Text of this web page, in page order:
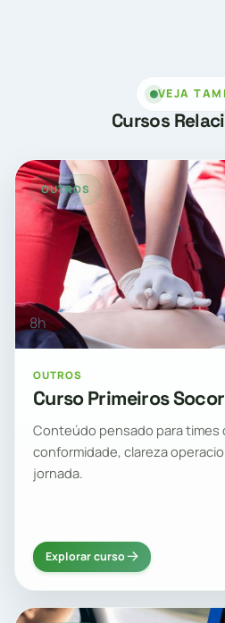
VEJA
Cursos
OUTROS
8h
OUTROS
Curso Primeiros
Conteúdo pensado para times
conformidade, clareza
jornada.
Explorar curso